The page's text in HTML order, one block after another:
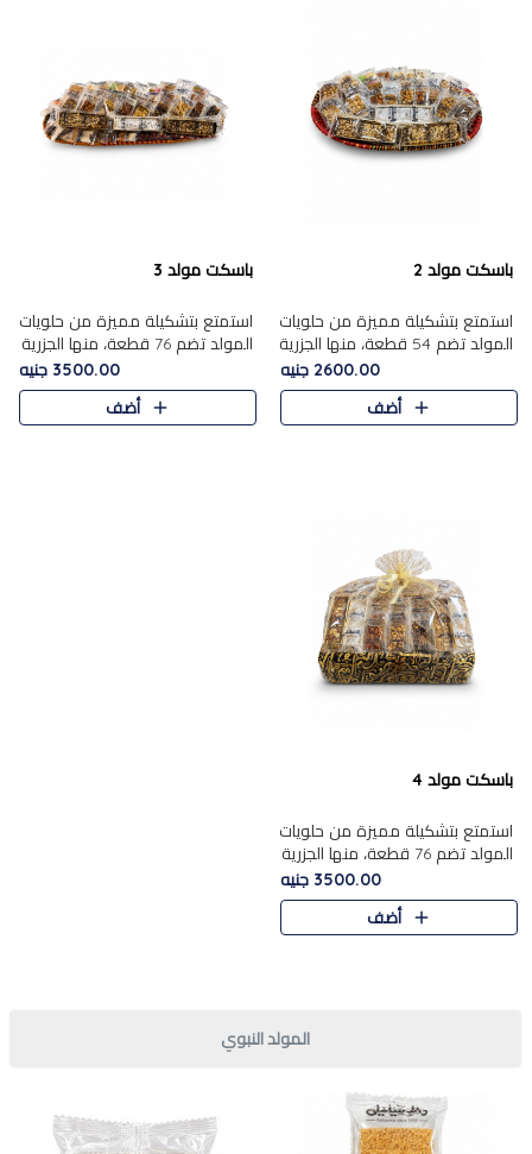
باسكت مولد 2
استمتع بتشكيلة مميزة من حلويات
المولد تضم 54 قطعة، منها الجزرية
بالفول والبندق، علي بابا بالمكسرات،
ا.....
2600.00 جنيه
أضف
باسكت مولد 3
استمتع بتشكيلة مميزة من حلويات
المولد تضم 76 قطعة، منها الجزرية
بالفول والبندق، علي باب........
3500.00 جنيه
أضف
باسكت مولد 4
استمتع بتشكيلة مميزة من حلويات
المولد تضم 76 قطعة، منها الجزرية
بالفول والبندق، علي بابا
بالمكسرات.......
3500.00 جنيه
أضف
المولد النبوي